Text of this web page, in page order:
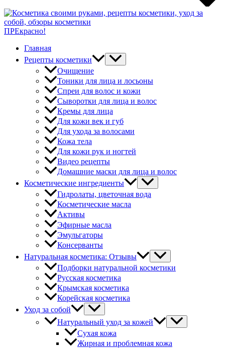
ПРЕкрасно!
Главная
Рецепты косметики
Очищение
Тоники для лица и лосьоны
Спреи для волос и кожи
Сыворотки для лица и волос
Кремы для лица
Для кожи век и губ
Для ухода за волосами
Кожа тела
Для кожи рук и ногтей
Видео рецепты
Домашние маски для лица и волос
Косметические ингредиенты
Гидролаты, цветочная вода
Косметические масла
Активы
Эфирные масла
Эмульгаторы
Консерванты
Натуральная косметика: Отзывы
Подборки натуральной косметики
Русская косметика
Крымская косметика
Корейская косметика
Уход за собой
Натуральный уход за кожей
Сухая кожа
Жирная и проблемная кожа